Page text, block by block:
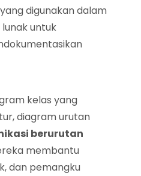
digunakan dalam
untuk
kelas yang
diagram urutan
berurutan
membantu
dan pemangku